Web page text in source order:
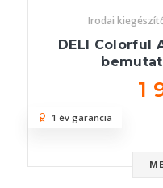
Irodai
DELI Colorful
1
1 év garancia